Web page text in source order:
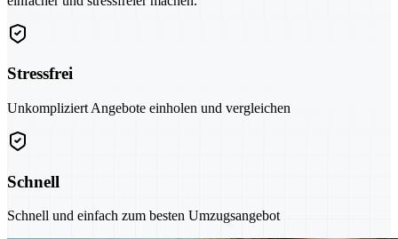
Stressfrei
Unkompliziert Angebote einholen und vergleichen
Schnell
Schnell und einfach zum besten Umzugsangebot